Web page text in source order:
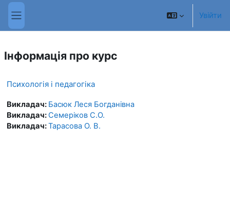
Перейти до головного вмісту
Бокова панель
Увійти
Інформація про курс
Психологія і педагогіка
Викладач: Басюк Леся Богданівна
Викладач:Семеріков С.О.
Викладач:Тарасова О. В.